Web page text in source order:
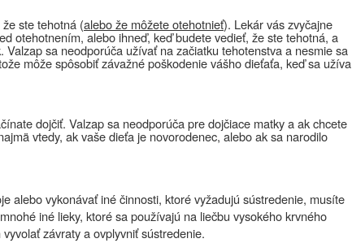
ste tehotná (alebo že môžete otehotnieť). Lekár vás zvyčajne
otehotnením, alebo ihneď, keď budete vedieť, že ste tehotná, a
sa neodporúča užívať na začiatku tehotenstva a nesmie sa
môže spôsobiť závažné poškodenie vášho dieťaťa, keď sa užíva
dojčiť. Valzap sa neodporúča pre dojčiace matky a ak chcete
vtedy, ak vaše dieťa je novorodenec, alebo ak sa narodilo
alebo vykonávať iné činnosti, ktoré vyžadujú sústredenie, musíte
iné lieky, ktoré sa používajú na liečbu vysokého krvného
závraty a ovplyvniť sústredenie.